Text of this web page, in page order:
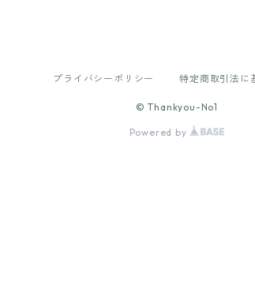
プライバシーポリシー 特定商取引法に
© Thankyou-No1
Powered by